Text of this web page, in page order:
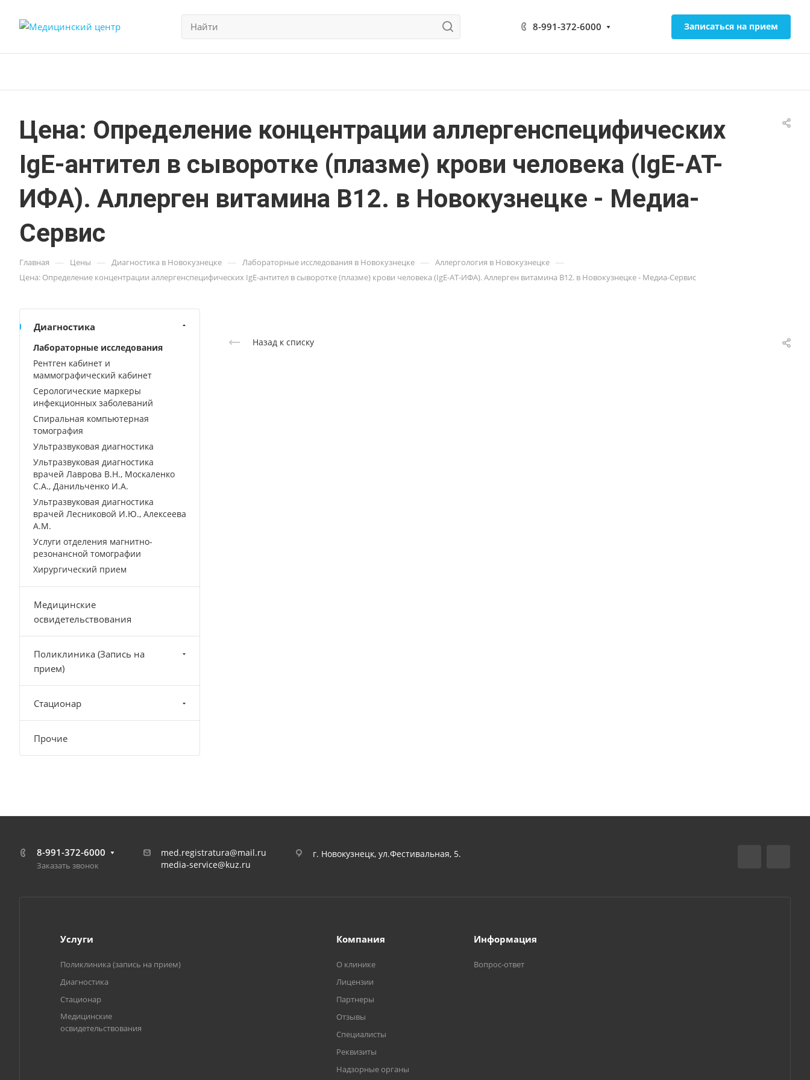
8-991-372-6000 Записаться на прием
Цена: Определение концентрации аллергенспецифических
IgE-антител в сыворотке (плазме) крови человека (IgE-АТ-
ИФА). Аллерген витамина В12. в Новокузнецке - Медиа-
Сервис
Главная — Цены — Диагностика в Новокузнецке — Лабораторные исследования в Новокузнецке — Аллергология в Новокузнецке —
Цена: Определение концентрации аллергенспецифических IgE-антител в сыворотке (плазме) крови человека (IgE-АТ-ИФА). Аллерген витамина В12. в Новокузнецке - Медиа-Сервис
Назад к списку
Диагностика
Лабораторные исследования
Рентген кабинет и
маммографический кабинет
Серологические маркеры
инфекционных заболеваний
Спиральная компьютерная
томография
Ультразвуковая диагностика
Ультразвуковая диагностика
врачей Лаврова В.Н., Москаленко
С.А., Данильченко И.А.
Ультразвуковая диагностика
врачей Лесниковой И.Ю., Алексеева
А.М.
Услуги отделения магнитно-
резонансной томографии
Хирургический прием
Медицинские
освидетельствования
Поликлиника (Запись на
прием)
Стационар
Прочие
8-991-372-6000
Заказать звонок
med.registratura@mail.ru
media-service@kuz.ru
г. Новокузнецк, ул.Фестивальная, 5.
Услуги
Поликлиника (запись на прием)
Диагностика
Стационар
Медицинские
освидетельствования
Компания
О клинике
Лицензии
Партнеры
Отзывы
Специалисты
Реквизиты
Надзорные органы
Информация
Вопрос-ответ